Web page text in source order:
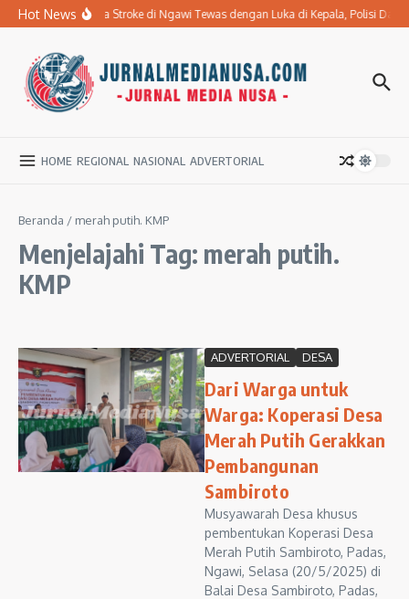
Lewati ke konten
Hot News
Ibu Penderita Stroke di Ngawi Tewas dengan Luka di Kepala, Polisi
HOME REGIONAL NASIONAL ADVERTORIAL
Beranda / merah putih. KMP
Menjelajahi Tag: merah putih.
KMP
ADVERTORIAL DESA
Dari Warga untuk
Warga: Koperasi Desa
Merah Putih Gerakkan
Pembangunan
Sambiroto
Musyawarah Desa khusus
pembentukan Koperasi Desa
Merah Putih Sambiroto, Padas,
Ngawi, Selasa (20/5/2025) di
Balai Desa Sambiroto, Padas,